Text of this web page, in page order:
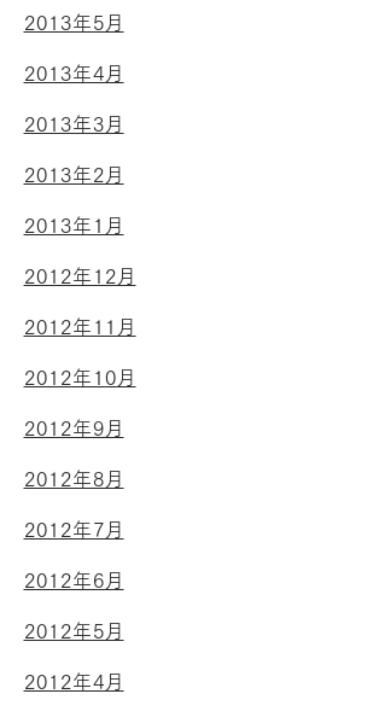
2013年5月
2013年4月
2013年3月
2013年2月
2013年1月
2012年12月
2012年11月
2012年10月
2012年9月
2012年8月
2012年7月
2012年6月
2012年5月
2012年4月